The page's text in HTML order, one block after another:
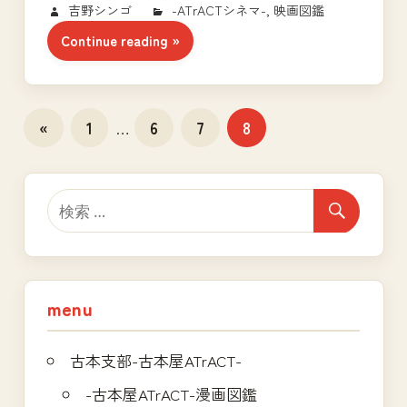
2017/10/02
吉野シンゴ -ATrACTシネマ-, 映画図鑑
Continue reading
投
ー
送
り
«前
記
事
1 … 6 7 8
menu
古本支部-古本屋ATrACT-
-古本屋ATrACT-漫画図鑑